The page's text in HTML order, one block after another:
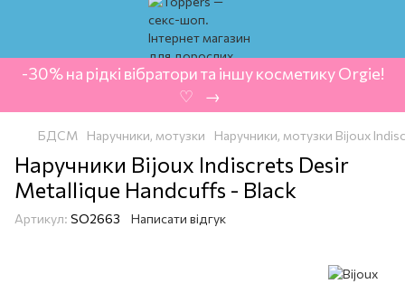
-30% на рідкі вібратори та іншу косметику Orgie!
‍ ♡ ‍ → ‍
БДСМ Наручники, мотузки Наручники, мотузки Bijoux
Наручники Bijoux Indiscrets Desir
Metallique Handcuffs - Black
Артикул: SO2663 Написати відгук